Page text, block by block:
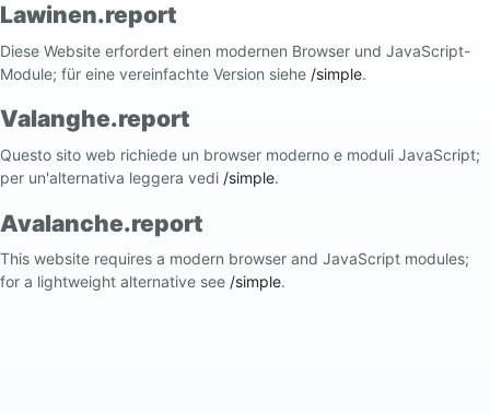
Lawinen.report
Diese Website erfordert einen modernen Browser und JavaScript-
Module; für eine vereinfachte Version siehe /simple.
Valanghe.report
Questo sito web richiede un browser moderno e moduli JavaScript;
per un'alternativa leggera vedi /simple.
Avalanche.report
This website requires a modern browser and JavaScript modules;
for a lightweight alternative see /simple.